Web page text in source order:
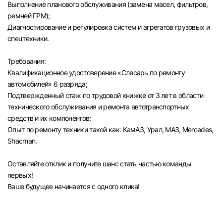
Вход в личный кабинет
Выполнение планового обслуживания (замена масел, фильтров,
ремней ГРМ);
Диагностирование и регулировка систем и агрегатов грузовых и
спецтехники.
Требования:
Квалификационное удостоверение «Слесарь по ремонту
автомобилей» 6 разряда;
Подтвержденный стаж по трудовой книжке от 3 лет в области
технического обслуживания и ремонта автотранспортных
средств и их компонентов;
Опыт по ремонту техники такой как: КамАЗ, Урал, МАЗ, Mercedes,
Shacman.
Оставляйте отклик и получите шанс стать частью команды
первых!
Ваше будущее начинается с одного клика!